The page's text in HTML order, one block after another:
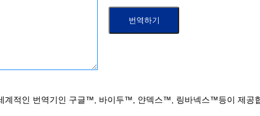
계적인 번역기인 구글™, 바이두™, 얀덱스™, 링바넥스™등이 제공